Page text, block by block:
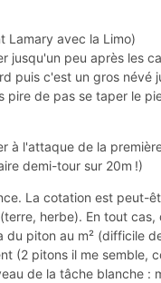
Lamary avec la Limo)
jusqu'un peu après les
puis c'est un gros névé
de pas se taper le
à l'attaque de la
demi-tour sur 20m !)
La cotation est peut-
herbe). En tout
piton au m² (difficile
(2 pitons il me semble,
de la tâche blanche :